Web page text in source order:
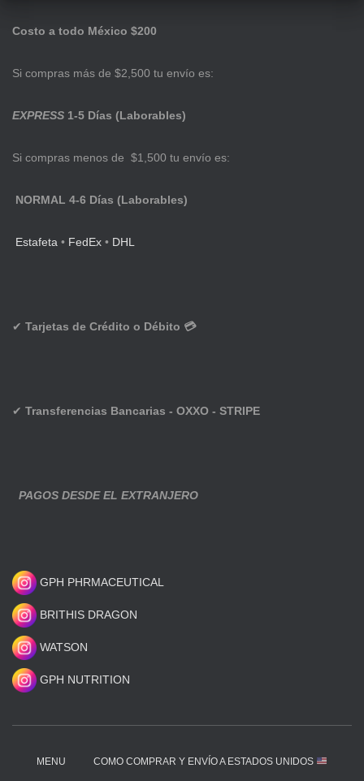
Costo a todo México $200
Si compras más de $2,500 tu envío es:
EXPRESS 1-5 Días (Laborables)
Si compras menos de $1,500 tu envío es:
NORMAL 4-6 Días (Laborables)
Estafeta • FedEx • DHL
✔ Tarjetas de Crédito o Débito 💳
✔ Transferencias Bancarias - OXXO - STRIPE
PAGOS DESDE EL EXTRANJERO
GPH PHRMACEUTICAL
BRITHIS DRAGON
WATSON
GPH NUTRITION
MENU COMO COMPRAR Y ENVÍO A ESTADOS UNIDOS